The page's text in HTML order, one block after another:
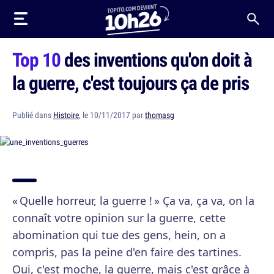
Top 10des inventions qu'on doit à
la guerre, c'est toujours ça de pris
Publié dans Histoire, le 10/11/2017 parthomasg
« Quelle horreur, la guerre ! » Ça va, ça va, on la
connaît votre opinion sur la guerre, cette
abomination qui tue des gens, hein, on a
compris, pas la peine d'en faire des tartines.
Oui, c'est moche, la guerre, mais c'est grâce à